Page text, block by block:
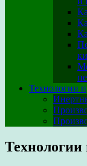
Технологии
Технологии